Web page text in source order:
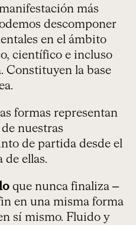
más
descomponer
en el ámbito
científico e incluso
Constituyen la base
formas representan
nuestras
de partida desde el
de ellas.
que nunca finaliza –
en una misma forma
sí mismo. Fluido y